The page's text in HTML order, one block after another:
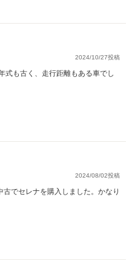
2024/10/27投稿
式も古く、走行距離もある車でし
2024/08/02投稿
でセレナを購入しました。かなり